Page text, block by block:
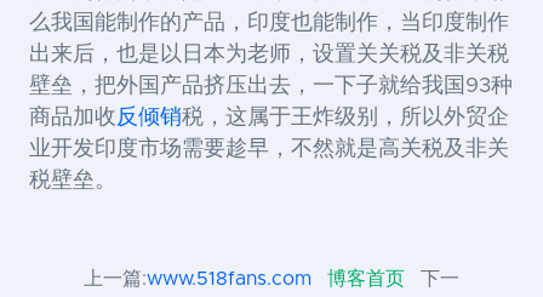
么我国能制作的产品，印度也能制作，当印度制作
出来后，也是以日本为老师，设置关关税及非关税
壁垒，把外国产品挤压出去，一下子就给我国93种
商品加收反倾销税，这属于王炸级别，所以外贸企
业开发印度市场需要趁早，不然就是高关税及非关
税壁垒。
上一篇:www.518fans.com 博客首页
下一